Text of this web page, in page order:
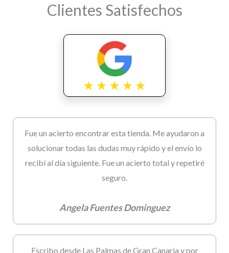
Clientes Satisfechos
Fue un acierto encontrar esta tienda. Me ayudaron a
solucionar todas las dudas muy rápido y el envío lo
recibí al día siguiente. Fue un acierto total y repetiré
seguro.
Angela Fuentes Dominguez
Escribo desde Las Palmas de Gran Canaria y por